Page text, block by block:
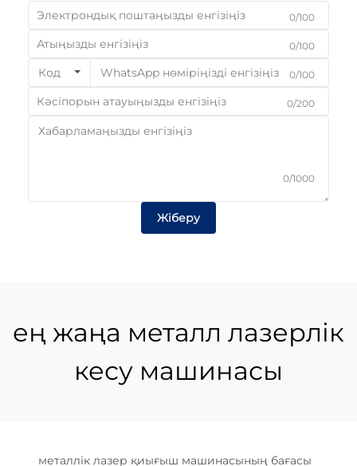
0/100
0/100
Код 0/100
0/200
0/1000
Жіберу
ең жаңа металл лазерлік
кесу машинасы
металлік лазер қиығыш машинасының бағасы